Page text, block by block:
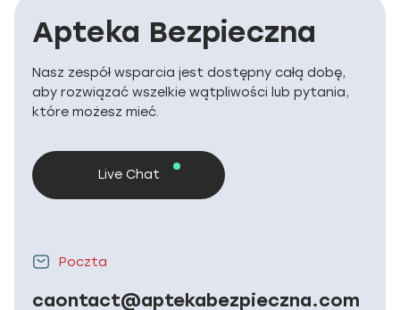
Apteka Bezpieczna
Nasz zespół wsparcia jest dostępny całą dobę,
aby rozwiązać wszelkie wątpliwości lub pytania,
które możesz mieć.
Live Chat
Poczta
caontact@aptekabezpieczna.com